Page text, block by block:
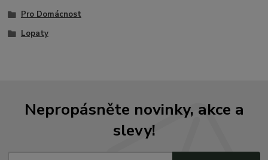
Pro Domácnost
Lopaty
Nepropásněte novinky, akce a
slevy!